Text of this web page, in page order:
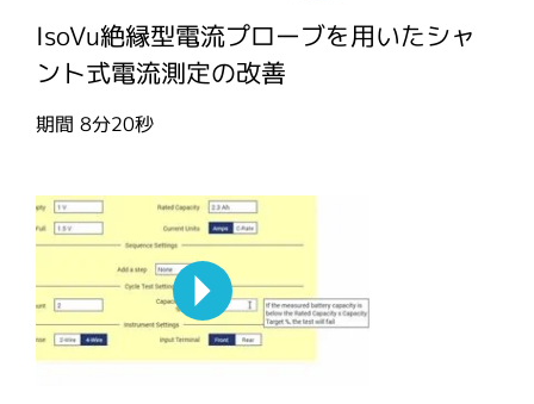
IsoVu絶縁型電流プローブを用いたシャ
ント式電流測定の改善
期間 8分20秒